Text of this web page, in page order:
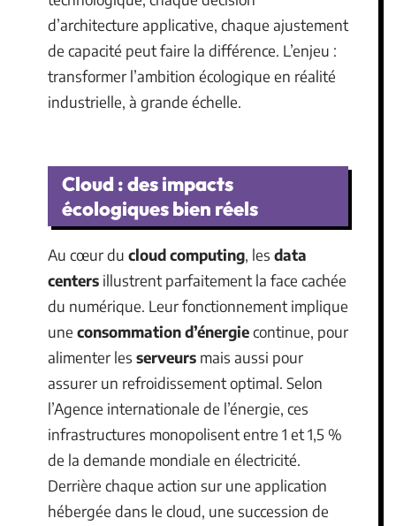
d’architecture applicative, chaque ajustement
de capacité peut faire la différence. L’enjeu :
transformer l’ambition écologique en réalité
industrielle, à grande échelle.
Cloud : des impacts
écologiques bien réels
Au cœur du cloud computing, les data
centers illustrent parfaitement la face cachée
du numérique. Leur fonctionnement implique
une consommation d’énergiecontinue, pour
alimenter les serveurs mais aussi pour
assurer un refroidissement optimal. Selon
l’Agence internationale de l’énergie, ces
infrastructures monopolisent entre 1 et 1,5 %
de la demande mondiale en électricité.
Derrière chaque action sur une application
hébergée dans le cloud, une succession de